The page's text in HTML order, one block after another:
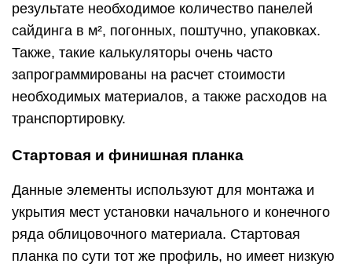
результате необходимое количество панелей
сайдинга в м², погонных, поштучно, упаковках.
Также, такие калькуляторы очень часто
запрограммированы на расчет стоимости
необходимых материалов, а также расходов на
транспортировку.
Стартовая и финишная планка
Данные элементы используют для монтажа и
укрытия мест установки начального и конечного
ряда облицовочного материала. Стартовая
планка по сути тот же профиль, но имеет низкую